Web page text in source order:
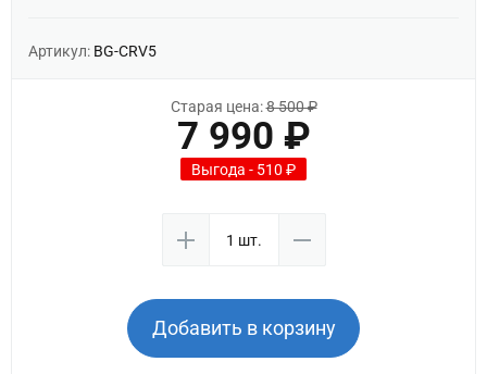
Артикул: BG-CRV5
Старая цена:8 500 ₽
7 990 ₽
Выгода - 510 ₽
Добавить в корзину